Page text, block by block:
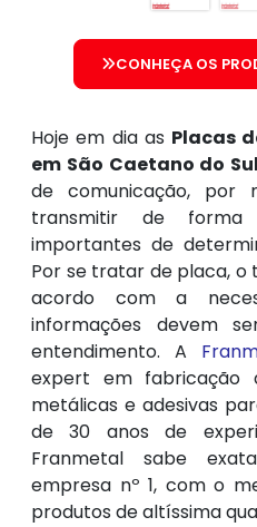
Hoje em dia as Placas
em São Caetano do Sul
de comunicação, por
transmitir de forma
importantes de
Por se tratar de placa,
acordo com a
informações devem
entendimento. A
expert em fabricação
metálicas e adesivas
de 30 anos de
Franmetal sabe
empresa nº 1, com o
produtos de altíssima
CONHEÇA OS